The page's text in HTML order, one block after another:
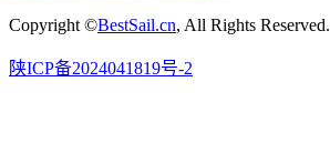
Copyright ©BestSail.cn, All Rights Reserved.
陕ICP备2024041819号-2